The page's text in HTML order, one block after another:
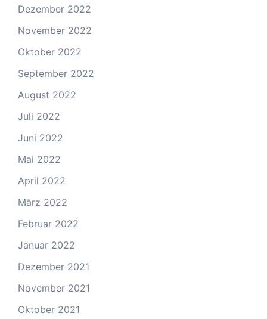
Dezember 2022
November 2022
Oktober 2022
September 2022
August 2022
Juli 2022
Juni 2022
Mai 2022
April 2022
März 2022
Februar 2022
Januar 2022
Dezember 2021
November 2021
Oktober 2021